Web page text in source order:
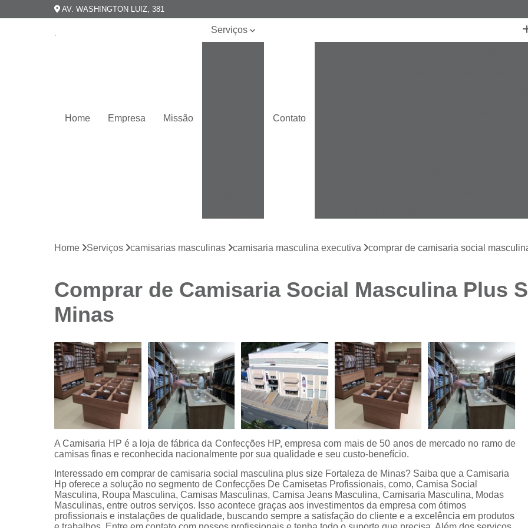
AV. WASHINGTON LUIZ, 381
Home Empresa Missão
Serviços
Camisas
Camisas
sociais
listradas
Camisas
sociais
manga
curta
Camisas
sociais
longa
Camisas
sociais
masculinas
Contato
Camisa Masculina
Camisa Masculina
Camisa Branca Plus Size
Camisa Jeans
Camisa Social Plus Size
Camisa Xadrez Masculina Plus Size
Camisa
Camisa Masculina Manga Curta Slim Fit
Camisa Slim Fit
Camisa Slim Fit Luxo
Camisa Social Masculina Slim Fit
Camisa
Camisa Social Slim Fit Masculina
Camisa
Camisa Branca Slim Masculina
Camisa Jeans Slim Masculina
Camisa Masculina Slim Fit Manga
Home Serviços camisarias masculinas camisaria masculina executiva comprar de camisaria social
Comprar de Camisaria Social Masculina Plus
Minas
A Camisaria HP é a loja de fábrica da Confecções HP, empresa com mais de 50 anos de mercado no ramo de
camisas finas e reconhecida nacionalmente por sua qualidade e seu custo-benefício.
Interessado em comprar de camisaria social masculina plus size Fortaleza de Minas? Saiba que a Camisaria
Hp oferece a solução no segmento de Confecções De Camisetas Profissionais, como, Camisa Social
Masculina, Roupa Masculina, Camisas Masculinas, Camisa Jeans Masculina, Camisaria Masculina, Modas
Masculinas, entre outros serviços. Isso acontece graças aos investimentos da empresa com ótimos
profissionais e instalações de qualidade, buscando sempre a satisfação do cliente e a excelência em produtos